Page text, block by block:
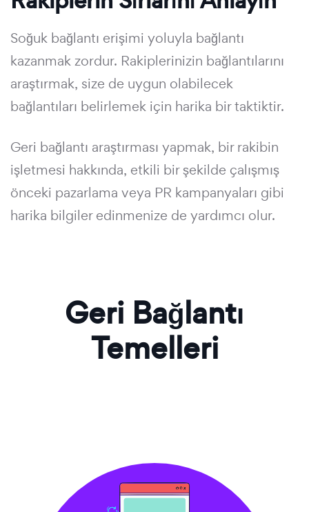
Soğuk bağlantı erişimi yoluyla bağlantı
kazanmak zordur. Rakiplerinizin bağlantılarını
araştırmak, size de uygun olabilecek
bağlantıları belirlemek için harika bir taktiktir.
Geri bağlantı araştırması yapmak, bir rakibin
işletmesi hakkında, etkili bir şekilde çalışmış
önceki pazarlama veya PR kampanyaları gibi
harika bilgiler edinmenize de yardımcı olur.
Geri Bağlantı
Temelleri